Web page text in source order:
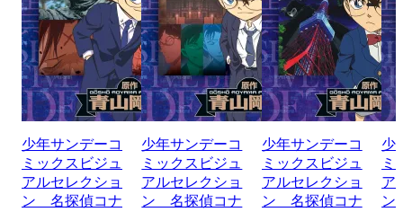
少年サンデーコ
ミックスビジュ
アルセレクショ
ン 名探偵コナ
少年サンデーコ
ミックスビジュ
アルセレクショ
ン 名探偵コナ
少年サンデーコ
ミックスビジュ
アルセレクショ
ン 名探偵コナ
少
ミ
ア
ン